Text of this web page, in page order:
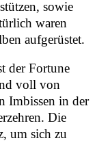
sowie
waren
aufgerüstet.
der Fortune
voll von
Imbissen in der
Die
um sich zu